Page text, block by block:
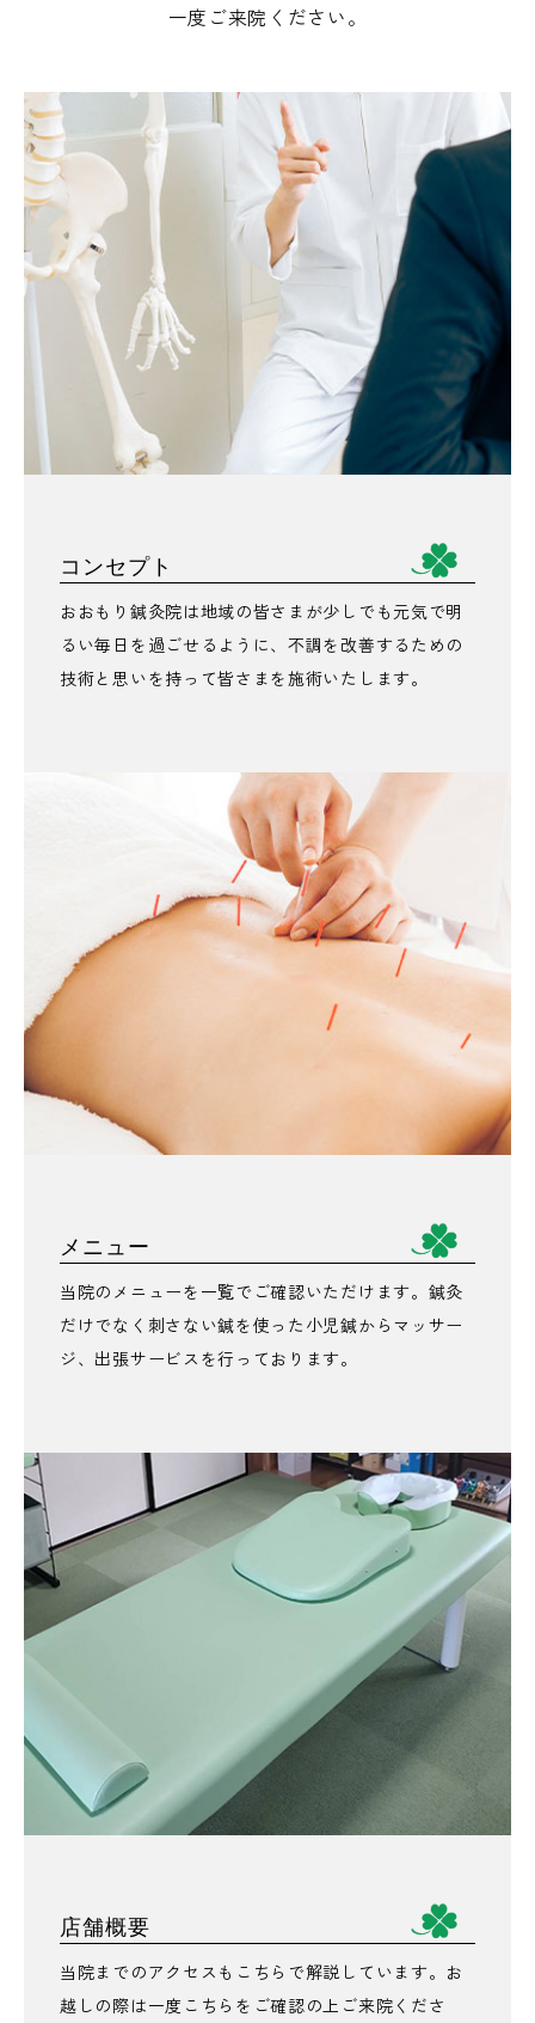
一度ご来院ください。
コンセプト
おおもり鍼灸院は地域の皆さまが少しでも元気で明
るい毎日を過ごせるように、不調を改善するための
技術と思いを持って皆さまを施術いたします。
メニュー
当院のメニューを一覧でご確認いただけます。鍼灸
だけでなく刺さない鍼を使った小児鍼からマッサー
ジ、出張サービスを行っております。
店舗概要
当院までのアクセスもこちらで解説しています。お
越しの際は一度こちらをご確認の上ご来院くださ